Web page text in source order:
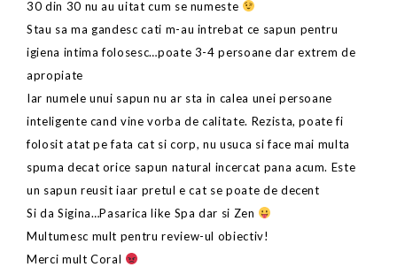
30 din 30 nu au uitat cum se numeste
Stau sa ma gandesc cati m-au intrebat ce sapun pentru
igiena intima folosesc…poate 3-4 persoane dar extrem de
apropiate
Iar numele unui sapun nu ar sta in calea unei persoane
inteligente cand vine vorba de calitate. Rezista, poate fi
folosit atat pe fata cat si corp, nu usuca si face mai multa
spuma decat orice sapun natural incercat pana acum. Este
un sapun reusit iaar pretul e cat se poate de decent
Si da Sigina…Pasarica like Spa dar si Zen
Multumesc mult pentru review-ul obiectiv!
Merci mult Coral